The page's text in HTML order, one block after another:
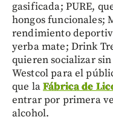
gasificada; PURE,
hongos funcionales;
rendimiento
yerba mate; Drink
quieren socializar
Westcol para el
que laFábrica de
entrar por primera
alcohol.